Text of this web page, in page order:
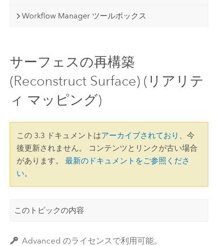
Workflow Manager ツールボックス
サーフェスの再構築
(Reconstruct Surface) (リアリテ
ィ マッピング)
この 3.3 ドキュメントはアーカイブされており
、今
後更新されません。 コンテンツとリンクが古い場合
があります。 最新のドキュメントをご参照くださ
い。
このトピックの内容
Advanced のライセンスで利用可能。